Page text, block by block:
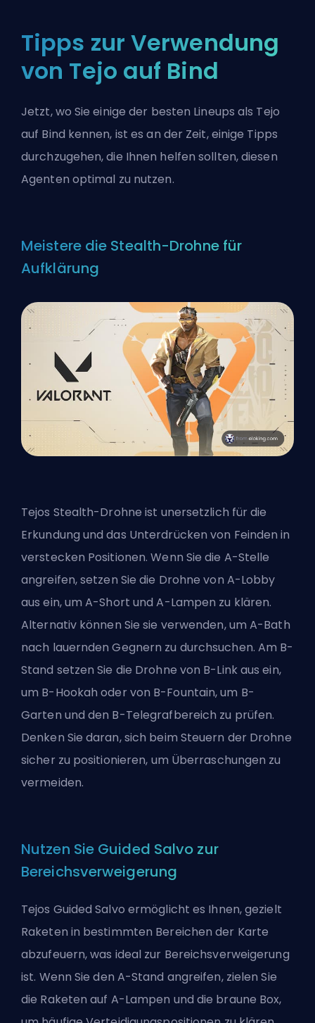
Tipps zur Verwendung
von Tejo auf Bind
Jetzt, wo Sie einige der besten Lineups als Tejo
auf Bind kennen, ist es an der Zeit, einige Tipps
durchzugehen, die Ihnen helfen sollten, diesen
Agenten optimal zu nutzen.
Meistere die Stealth-Drohne für
Aufklärung
Tejos Stealth-Drohne ist unersetzlich für die
Erkundung und das Unterdrücken von Feinden in
verstecken Positionen. Wenn Sie die A-Stelle
angreifen, setzen Sie die Drohne von A-Lobby
aus ein, um A-Short und A-Lampen zu klären.
Alternativ können Sie sie verwenden, um A-Bath
nach lauernden Gegnern zu durchsuchen. Am B-
Stand setzen Sie die Drohne von B-Link aus ein,
um B-Hookah oder von B-Fountain, um B-
Garten und den B-Telegrafbereich zu prüfen.
Denken Sie daran, sich beim Steuern der Drohne
sicher zu positionieren, um Überraschungen zu
vermeiden.
Nutzen Sie Guided Salvo zur
Bereichsverweigerung
Tejos Guided Salvo ermöglicht es Ihnen, gezielt
Raketen in bestimmten Bereichen der Karte
abzufeuern, was ideal zur Bereichsverweigerung
ist. Wenn Sie den A-Stand angreifen, zielen Sie
die Raketen auf A-Lampen und die braune Box,